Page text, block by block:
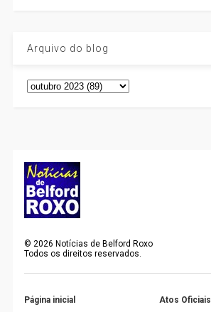
Arquivo do blog
© 2026 Notícias de Belford Roxo
Todos os direitos reservados.
Página inicial Atos Oficiais